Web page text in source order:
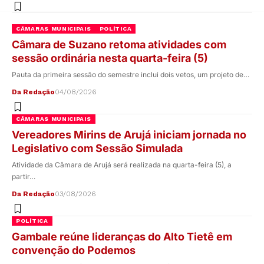
CÂMARAS MUNICIPAIS POLÍTICA
Câmara de Suzano retoma atividades com
sessão ordinária nesta quarta-feira (5)
Pauta da primeira sessão do semestre inclui dois vetos, um projeto de…
Da Redação04/08/2026
CÂMARAS MUNICIPAIS
Vereadores Mirins de Arujá iniciam jornada no
Legislativo com Sessão Simulada
Atividade da Câmara de Arujá será realizada na quarta-feira (5), a
partir…
Da Redação03/08/2026
POLÍTICA
Gambale reúne lideranças do Alto Tietê em
convenção do Podemos